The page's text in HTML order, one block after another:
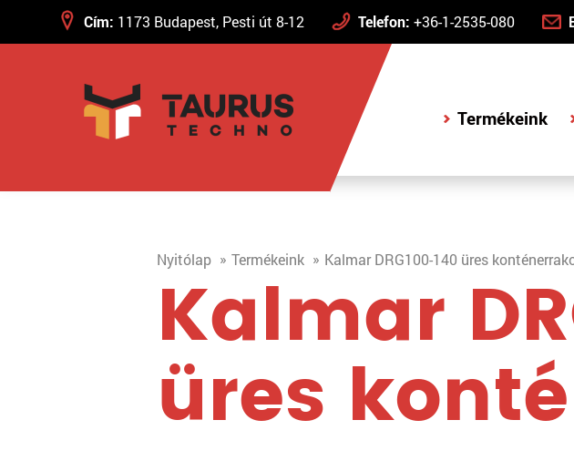
Cím: 1173 Budapest, Pesti út 8-12 Telefon: +36-1-2535-080
Termékeink
Nyitólap Termékeink Kalmar DRG100-140 üres
Kalmar
üres